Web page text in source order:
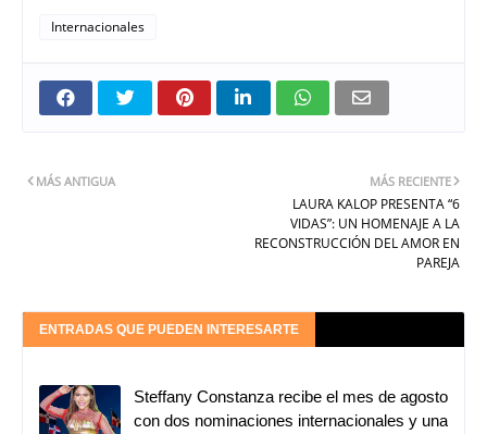
Internacionales
MÁS RECIENTE
LAURA KALOP PRESENTA “6
VIDAS”: UN HOMENAJE A LA
RECONSTRUCCIÓN DEL AMOR EN
PAREJA
MÁS ANTIGUA
ENTRADAS QUE PUEDEN INTERESARTE
Steffany Constanza recibe el mes de agosto
con dos nominaciones internacionales y una